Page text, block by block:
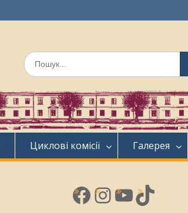
Шукати:
Циклові комісії Галерея
Facebook
Instagram
YouTube
TikTok